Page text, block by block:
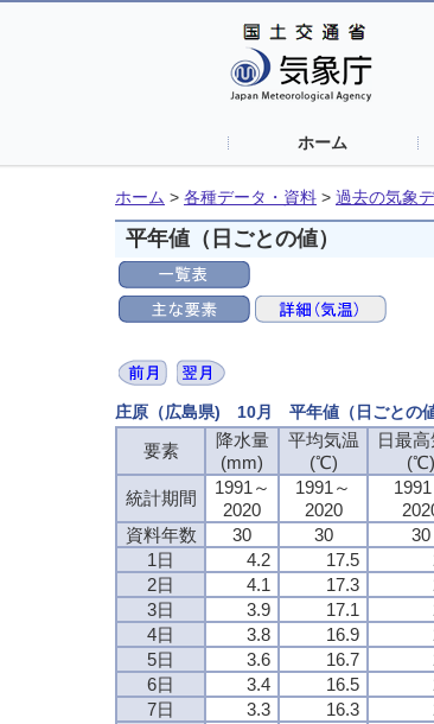
ホーム
ホーム > 各種データ・資料 > 過去の気象
平年値（日ごとの値）
庄原（広島県) 10月 平年値（日ごとの
要素
降水量
(mm)
平均気温
(℃)
日最
(℃)
統計期間
1991～
2020
1991～
2020
1991
資料年数
30 30 30
1日
4.2 17.5
2日
4.1 17.3
3日
3.9 17.1
4日
3.8 16.9
5日
3.6 16.7
6日
3.4 16.5
7日
3.3 16.3